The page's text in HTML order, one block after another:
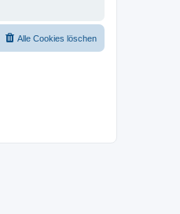
Alle Cookies löschen